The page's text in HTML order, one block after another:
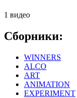
1 видео
Сборники:
WINNERS
ALCO
ART
ANIMATION
EXPERIMENT